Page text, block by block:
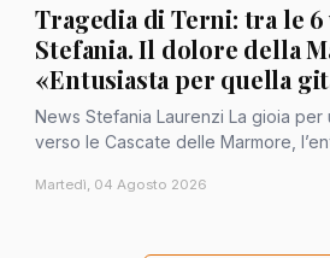
Tragedia di Terni: tra le 6
Stefania. Il dolore della
«Entusiasta per quella
News Stefania Laurenzi La gioia per una gita fuori porta
verso le Cascate delle Marmore,
Martedì, 04 Agosto 2026